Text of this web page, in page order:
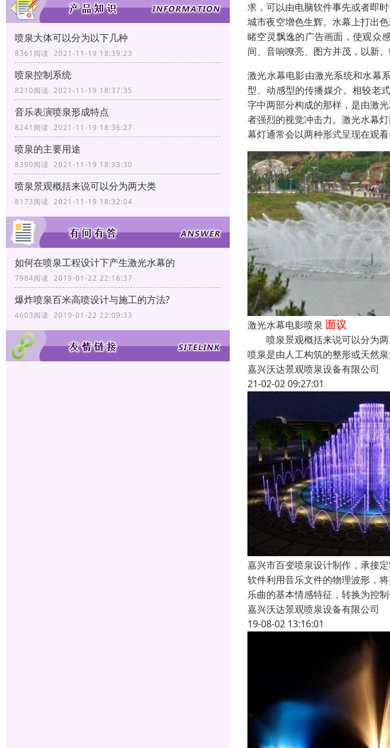
喷泉大体可以分为以下几种
8361阅读 2021-11-19 18:39:23
喷泉控制系统
8210阅读 2021-11-19 18:37:35
音乐表演喷泉形成特点
8241阅读 2021-11-19 18:36:27
喷泉的主要用途
8390阅读 2021-11-19 18:33:30
喷泉景观概括来说可以分为两大类
8173阅读 2021-11-19 18:32:04
如何在喷泉工程设计下产生激光水幕的
7984阅读 2019-01-22 22:16:37
爆炸喷泉百米高喷设计与施工的方法?
4603阅读 2019-01-22 22:09:33
求，可以由电脑软件事先或者即
城市夜空增色生辉。水幕上打出
睹空灵飘逸的广告画面，使观众
间、音响嘹亮、图方并茂，以新
激光水幕电影由激光系统和水幕
型、动感型的传播媒介。相较老
字中两部分构成的那样，是由激
者强烈的视觉冲击力。激光水幕
幕灯通常会以两种形式呈现在观看
激光水幕电影喷泉 面议
喷泉景观概括来说可以分为两
喷泉是由人工构筑的整形或天然
嘉兴沃达景观喷泉设备有限公司
21-02-02 09:27:01
嘉兴市百变喷泉设计制作，承接
软件利用音乐文件的物理波形，
乐曲的基本情感特征，转换为控
嘉兴沃达景观喷泉设备有限公司
19-08-02 13:16:01